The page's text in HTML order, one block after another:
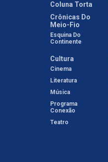
Coluna Torta
Crônicas Do
Meio-Fio
Esquina Do
Continente
Cultura
Cinema
Literatura
Música
Programa
Conexão
Teatro